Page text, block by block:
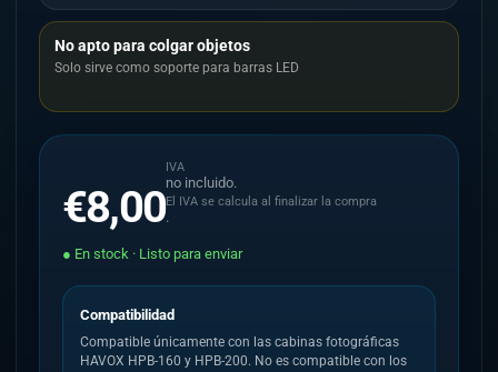
No apto para colgar objetos
Solo sirve como soporte para barras LED
€8,00
IVA
no incluido.
El IVA se calcula al finalizar la compra
.
● En stock · Listo para enviar
Compatibilidad
Compatible únicamente con las cabinas fotográficas
HAVOX HPB-160 y HPB-200. No es compatible con los